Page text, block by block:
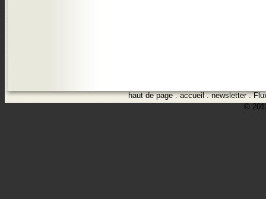
haut de page.accueil.newsletter.
©